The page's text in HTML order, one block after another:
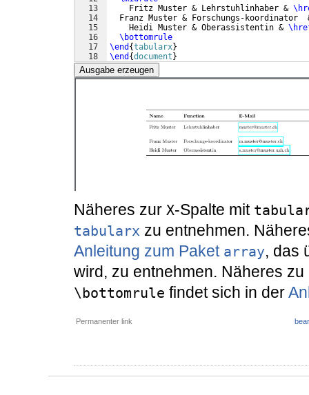
13
14
15
16
17
18
    Fritz Muster & Lehrstuhlinhaber &
Franz Muster & Forschungs-koordinator
    Heidi Muster & Oberassistentin &
\bottomrule
\end {tabularx}
\end {document }
Ausgabe erzeugen
Näheres zur X-Spalte mit
tabularx zu entnehmen.
Anleitung zum Paket array, das
wird, zu entnehmen. Näheres zu
\bottomrule findet sich in der
Permanenter link